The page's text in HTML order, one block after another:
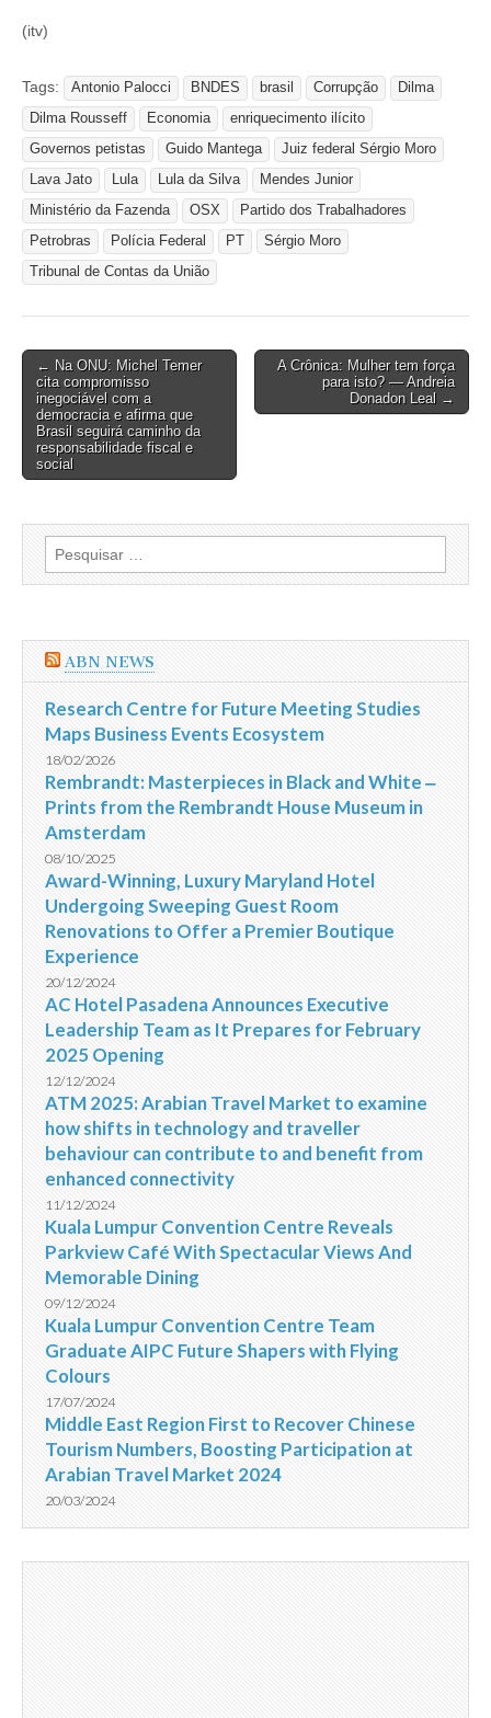
(itv)
Tags: Antonio Palocci BNDES brasil Corrupção
Dilma
Dilma Rousseff
Economia
enriquecimento ilícito
Governos petistas
Guido Mantega
Juiz federal Sérgio Moro
Lava Jato
Lula Lula da Silva
Mendes Junior
Ministério da Fazenda
OSX
Partido dos Trabalhadores
Petrobras
Polícia Federal PT
Sérgio Moro
Tribunal de Contas da União
Post
navigation
← Na ONU: Michel Temer
cita compromisso
inegociável com a
democracia e afirma que
Brasil seguirá caminho da
responsabilidade fiscal e
social
A Crônica: Mulher tem força
para isto? — Andreia
Donadon Leal →
Pesquisar
por:
ABN NEWS
Research Centre for Future Meeting Studies
Maps Business Events Ecosystem
18/02/2026
Rembrandt: Masterpieces in Black and White ‒
Prints from the Rembrandt House Museum in
Amsterdam
08/10/2025
Award-Winning, Luxury Maryland Hotel
Undergoing Sweeping Guest Room
Renovations to Offer a Premier Boutique
Experience
20/12/2024
AC Hotel Pasadena Announces Executive
Leadership Team as It Prepares for February
2025 Opening
12/12/2024
ATM 2025: Arabian Travel Market to examine
how shifts in technology and traveller
behaviour can contribute to and benefit from
enhanced connectivity
11/12/2024
Kuala Lumpur Convention Centre Reveals
Parkview Café With Spectacular Views And
Memorable Dining
09/12/2024
Kuala Lumpur Convention Centre Team
Graduate AIPC Future Shapers with Flying
Colours
17/07/2024
Middle East Region First to Recover Chinese
Tourism Numbers, Boosting Participation at
Arabian Travel Market 2024
20/03/2024